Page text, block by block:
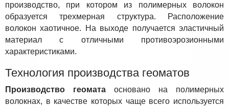
производство, при котором из полимерных волокон
образуется трехмерная структура. Расположение
волокон хаотичное. На выходе получается эластичный
материал с отличными противоэрозионными
характеристиками.
Технология производства геоматов
Производство геомата основано на полимерных
волокнах, в качестве которых чаще всего используется